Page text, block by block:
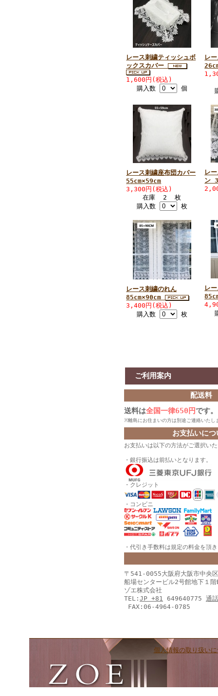
レース刺繍ティッシュボ
ックスカバー
1,600円(税込)
購入数
個
レ
レース刺繍座布団カバー
55cm×59cm
3,300円(税込)
在庫 2 枚
購入数
枚
レ
ン
レース刺繍のれん
85cm×90cm
3,400円(税込)
購入数
枚
レ
ご利用案内
配送料
送料は全国一律650円です。
※離島にお住まいの方は別途ご連絡いたし
お支払いにつ
お支払いは以下の方法がご選択い
・銀行振込は前払いとなります。
・クレジット
・コンビニ
・代引き手数料は規定の料金を頂
〒541-0055大阪府大阪市中央
船場センタービル2号館地下
ゾエ株式会社
TEL: JP +81 649640775 通話
FAX:06-4964-0785
個人情報の取り扱い